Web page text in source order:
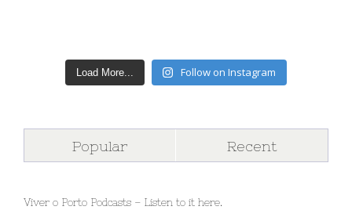
Load More... Follow on Instagram
Popular Recent
Viver o Porto Podcasts – Listen to it here.